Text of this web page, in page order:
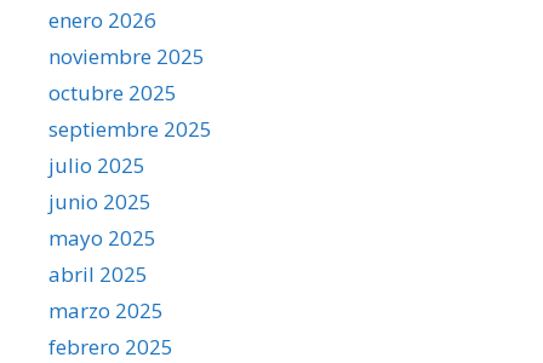
enero 2026
noviembre 2025
octubre 2025
septiembre 2025
julio 2025
junio 2025
mayo 2025
abril 2025
marzo 2025
febrero 2025